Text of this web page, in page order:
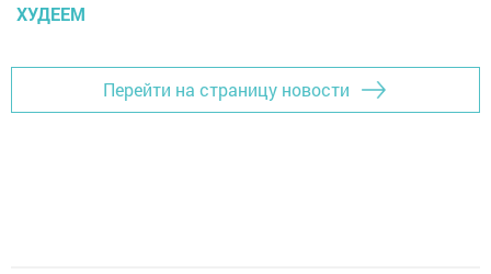
ХУДЕЕМ
Перейти на страницу новости